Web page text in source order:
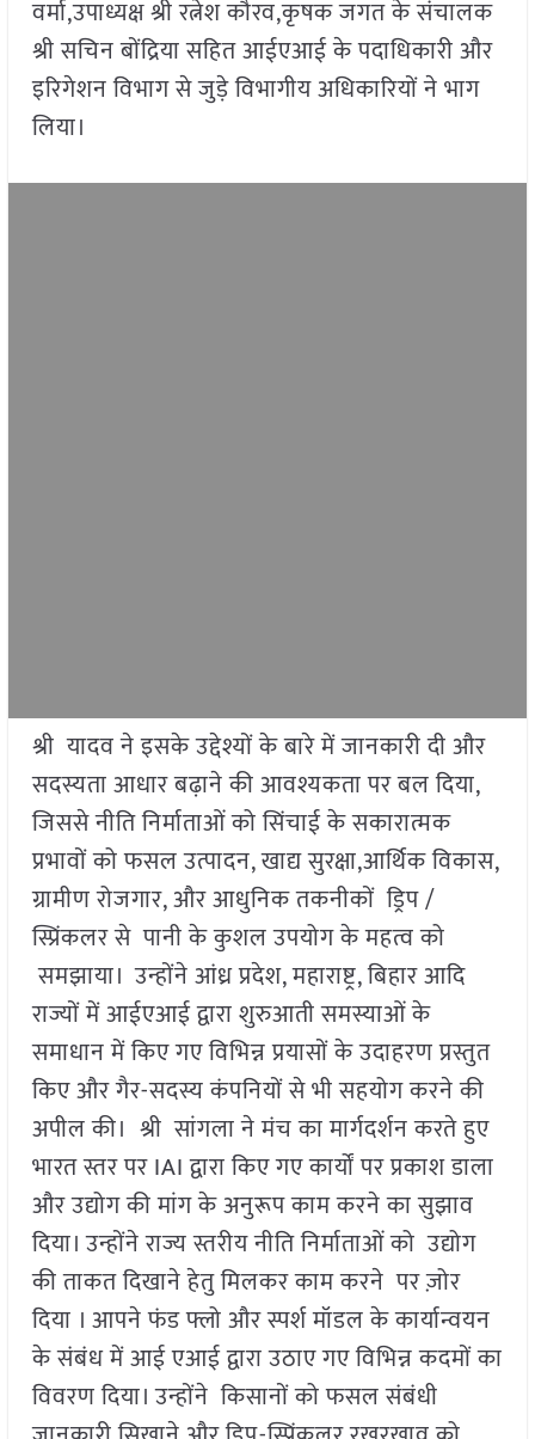
वर्मा,उपाध्यक्ष श्री रत्नेश कौरव,कृषक जगत के संचालक
श्री सचिन बोंद्रिया सहित आईएआई के पदाधिकारी और
इरिगेशन विभाग से जुड़े विभागीय अधिकारियों ने भाग
लिया।
श्री यादव ने इसके उद्देश्यों के बारे में जानकारी दी और
सदस्यता आधार बढ़ाने की आवश्यकता पर बल दिया,
जिससे नीति निर्माताओं को सिंचाई के सकारात्मक
प्रभावों को फसल उत्पादन, खाद्य सुरक्षा,आर्थिक विकास,
ग्रामीण रोजगार, और आधुनिक तकनीकों ड्रिप /
स्प्रिंकलर से पानी के कुशल उपयोग के महत्व को
समझाया। उन्होंने आंध्र प्रदेश, महाराष्ट्र, बिहार आदि
राज्यों में आईएआई द्वारा शुरुआती समस्याओं के
समाधान में किए गए विभिन्न प्रयासों के उदाहरण प्रस्तुत
किए और गैर-सदस्य कंपनियों से भी सहयोग करने की
अपील की। श्री सांगला ने मंच का मार्गदर्शन करते हुए
भारत स्तर पर IAI द्वारा किए गए कार्यों पर प्रकाश डाला
और उद्योग की मांग के अनुरूप काम करने का सुझाव
दिया। उन्होंने राज्य स्तरीय नीति निर्माताओं को उद्योग
की ताकत दिखाने हेतु मिलकर काम करने पर ज़ोर
दिया । आपने फंड फ्लो और स्पर्श मॉडल के कार्यान्वयन
के संबंध में आई एआई द्वारा उठाए गए विभिन्न कदमों का
विवरण दिया। उन्होंने किसानों को फसल संबंधी